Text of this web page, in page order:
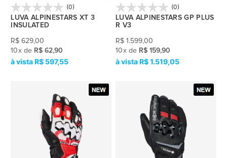
(0)
LUVA ALPINESTARS XT 3
INSULATED
R$ 629,00
10x de R$ 62,90
R$ 597,55
(0)
LUVA ALPINESTARS GP PLUS
R V3
R$ 1.599,00
10x de R$ 159,90
R$ 1.519,05